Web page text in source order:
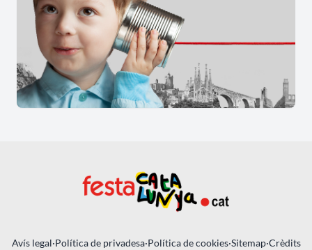
Avís legal·Política de privadesa·Política de cookies·Sitemap·Crèdits